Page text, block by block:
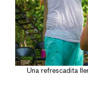
Una refrescadita